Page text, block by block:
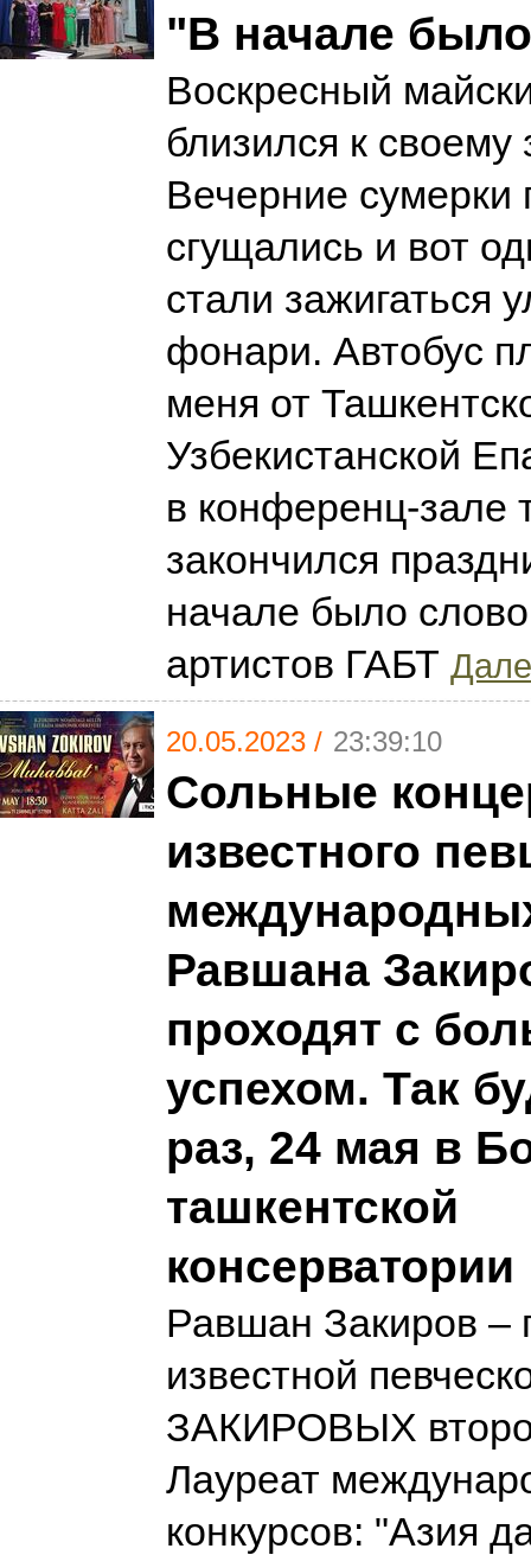
"В начале
Воскресный
близился к
Вечерние сумерки
сгущались и вот
стали зажигаться
фонари. Автобус
меня от
Узбекистанской
в конференц-зале
закончился
начале было
артистов ГАБТ
20.05.2023 / 23:39:10
Сольные
известного
Равшана
проходят с
успехом. Так
раз, 24 мая в
ташкентской
консерватории
Равшан Закиров –
известной
ЗАКИРОВЫХ
Лауреат
конкурсов: "Азия